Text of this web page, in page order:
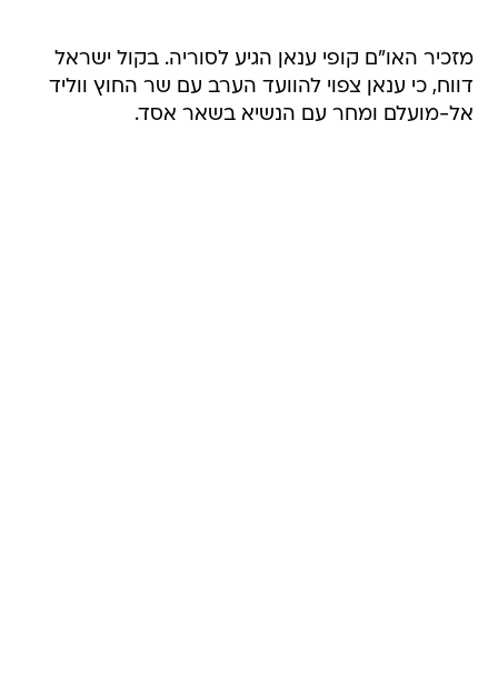
מזכיר האו"ם קופי ענאן הגיע לסוריה. בקול ישראל
דווח, כי ענאן צפוי להוועד הערב עם שר החוץ ווליד
אל-מועלם ומחר עם הנשיא בשאר אסד.